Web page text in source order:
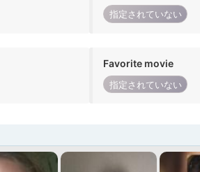
指定されていない
Favorite movie
指定されていない